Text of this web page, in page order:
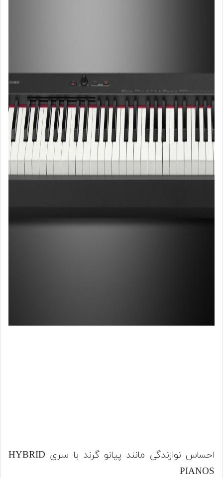
احساس نوازندگی مانند پیانو گرند با سری HYBRID
PIANOS